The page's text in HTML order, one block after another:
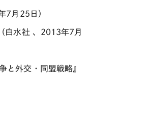
7月25日）
白水社 、2013年7月
外交・同盟戦略』